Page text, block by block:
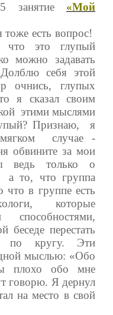
занятие «Мой
есть вопрос!
что это глупый
можно задавать
себя этой
очнись, глупых
я сказал своим
этими мыслями
Признаю, я
случае -
обвините за мои
ведь только о
а то, что группа
в группе есть
которые
перестать
по кругу. Эти
мыслью: «Обо
плохо обо мне
говорю. Я дернул
на место в свой